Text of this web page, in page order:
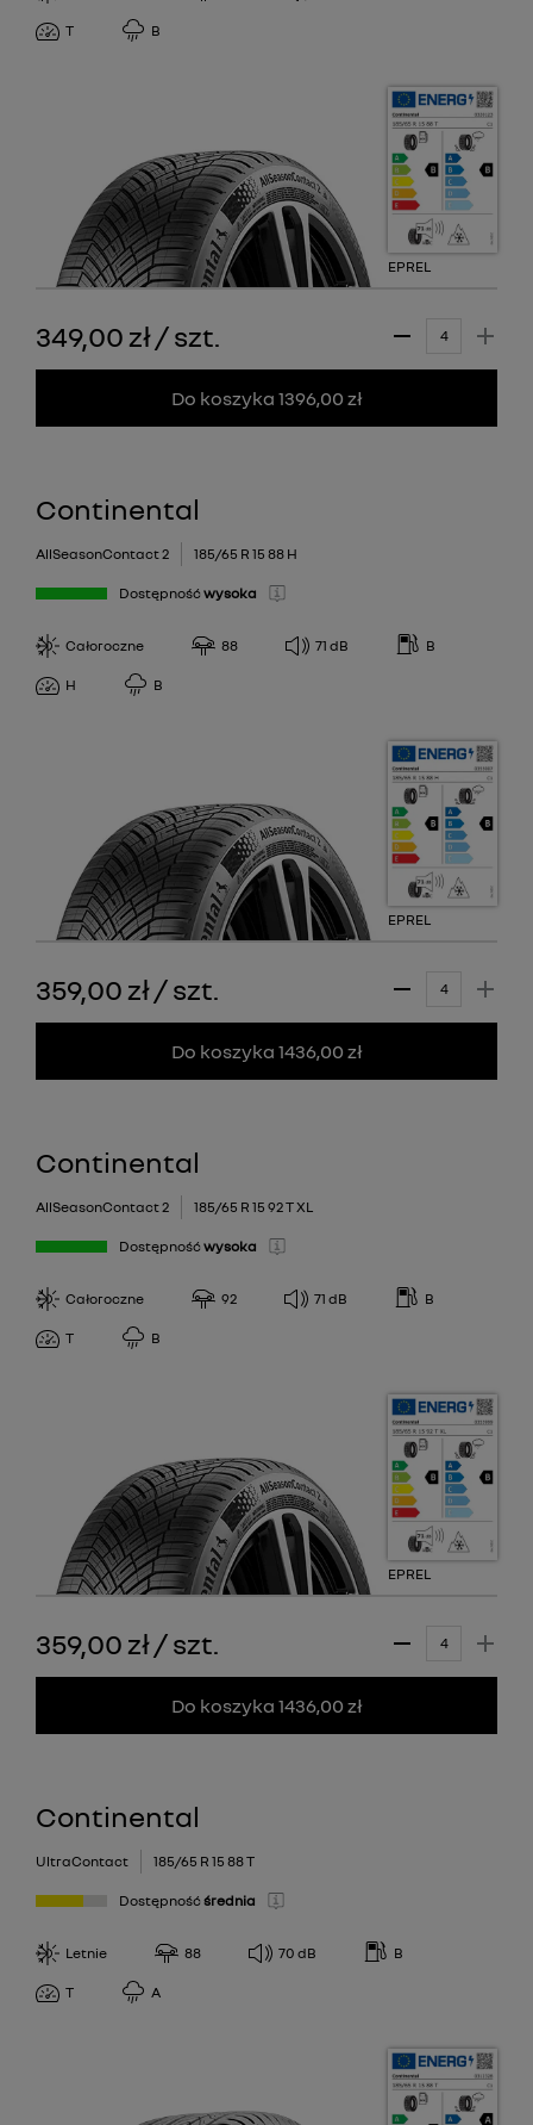
T B
EPREL
349,00 zł/szt.
Do koszyka 1396,00 zł
Continental
AllSeasonContact 2 185/65 R 15 88 H
Dostępność wysoka
Całoroczne 88 71 dB B
H B
EPREL
359,00 zł/szt.
Do koszyka 1436,00 zł
Continental
AllSeasonContact 2 185/65 R 15 92 T XL
Dostępność wysoka
Całoroczne 92 71 dB B
T B
EPREL
359,00 zł/szt.
Do koszyka 1436,00 zł
Continental
UltraContact 185/65 R 15 88 T
Dostępność średnia
Letnie 88 70 dB B
T A